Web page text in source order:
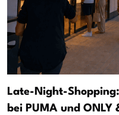
Late-Night-
bei PUMA und ONLY